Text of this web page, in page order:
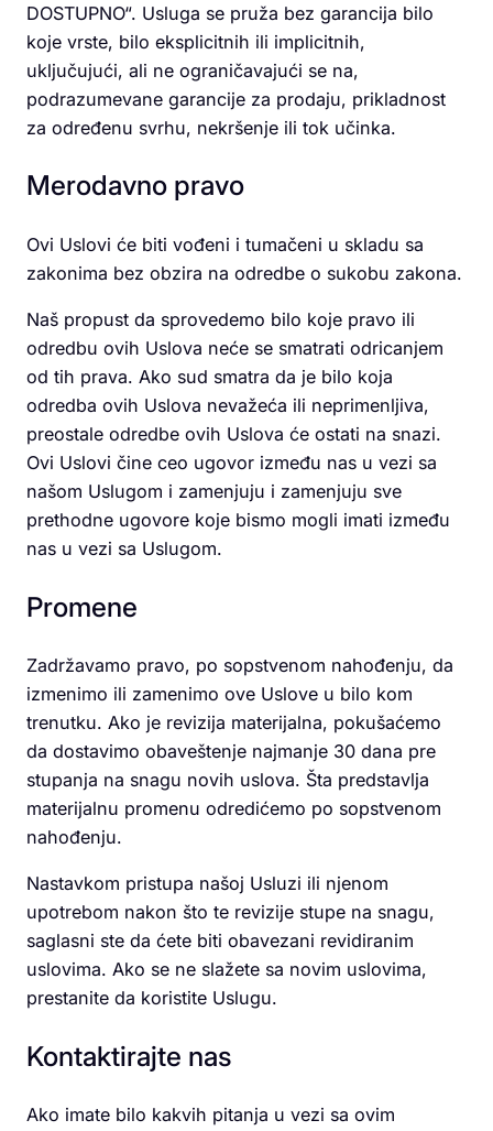
DOSTUPNO“. Usluga se pruža bez garancija bilo
koje vrste, bilo eksplicitnih ili implicitnih,
uključujući, ali ne ograničavajući se na,
podrazumevane garancije za prodaju, prikladnost
za određenu svrhu, nekršenje ili tok učinka.
Merodavno pravo
Ovi Uslovi će biti vođeni i tumačeni u skladu sa
zakonima bez obzira na odredbe o sukobu zakona.
Naš propust da sprovedemo bilo koje pravo ili
odredbu ovih Uslova neće se smatrati odricanjem
od tih prava. Ako sud smatra da je bilo koja
odredba ovih Uslova nevažeća ili neprimenljiva,
preostale odredbe ovih Uslova će ostati na snazi.
Ovi Uslovi čine ceo ugovor između nas u vezi sa
našom Uslugom i zamenjuju i zamenjuju sve
prethodne ugovore koje bismo mogli imati između
nas u vezi sa Uslugom.
Promene
Zadržavamo pravo, po sopstvenom nahođenju, da
izmenimo ili zamenimo ove Uslove u bilo kom
trenutku. Ako je revizija materijalna, pokušaćemo
da dostavimo obaveštenje najmanje 30 dana pre
stupanja na snagu novih uslova. Šta predstavlja
materijalnu promenu odredićemo po sopstvenom
nahođenju.
Nastavkom pristupa našoj Usluzi ili njenom
upotrebom nakon što te revizije stupe na snagu,
saglasni ste da ćete biti obavezani revidiranim
uslovima. Ako se ne slažete sa novim uslovima,
prestanite da koristite Uslugu.
Kontaktirajte nas
Ako imate bilo kakvih pitanja u vezi sa ovim